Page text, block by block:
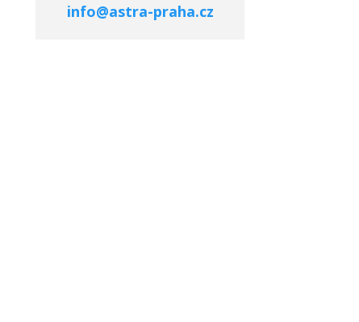
info@astra-praha.cz